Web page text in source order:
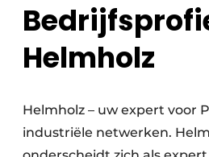
Helmholz
Helmholz – uw expert voor
industriële netwerken.